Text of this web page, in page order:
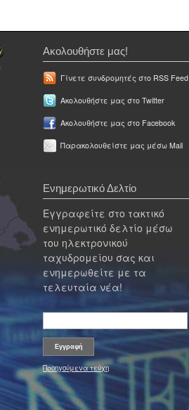
Ακολουθήστε μας!
Γίνετε συνδρομητές στο RSS Feed
Ακολουθήστε μας στο Twitter
Ακολουθήστε μας στο Facebook
Παρακολουθείστε μας μέσω Mail
Ενημερωτικό Δελτίο
Εγγραφείτε στο τακτικό
ενημερωτικό δελτίο μέσω
του ηλεκτρονικού
ταχυδρομείου σας και
ενημερωθείτε με τα
τελευταία νέα!
Προηγούμενα τεύχη